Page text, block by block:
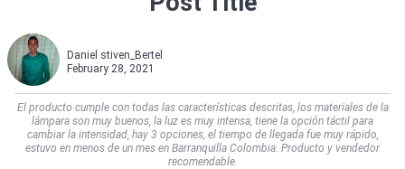
Daniel stiven_Bertel
February 28, 2021
El producto cumple con todas las características descritas, los materiales de la
lámpara son muy buenos, la luz es muy intensa, tiene la opción táctil para
cambiar la intensidad, hay 3 opciones, el tiempo de llegada fue muy rápido,
estuvo en menos de un mes en Barranquilla Colombia. Producto y vendedor
recomendable.